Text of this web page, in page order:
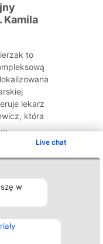
Live chat
w
Kamila
to
lekarz
która
Kontakt